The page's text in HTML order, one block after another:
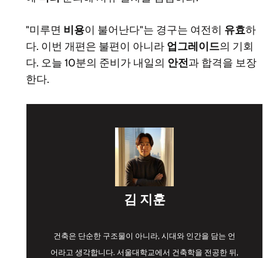
"미루면 비용이 불어난다"는 경구는 여전히 유효하
다. 이번 개편은 불편이 아니라 업그레이드의 기회
다. 오늘 10분의 준비가 내일의 안전과 합격을 보장
한다.
김 지훈
건축은 단순한 구조물이 아니라, 시대와 인간을 담는 언
어라고 생각합니다. 서울대학교에서 건축학을 전공한 뒤,